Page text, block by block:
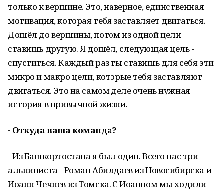
только к вершине. Это, наверное, единственная
мотивация, которая тебя заставляет двигаться.
Дошёл до вершины, потом из одной цели
ставишь другую. Я дошёл, следующая цель -
спуститься. Каждый раз ты ставишь для себя эти
микро и макро цели, которые тебя заставляют
двигаться. Это на самом деле очень нужная
история в привычной жизни.
- Откуда ваша команда?
- Из Башкортостана я был один. Всего нас три
альпиниста - Роман Абилдаев из Новосибирска и
Иоанн Чечнев из Томска. С Иоанном мы ходили